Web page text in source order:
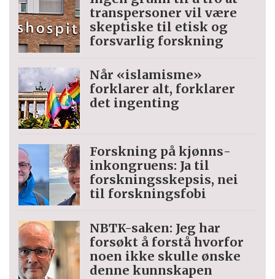
trans­personer vil være
skeptiske til etisk og
forsvarlig forskning
Når «islamisme»
forklarer alt, forklarer
det ingenting
Forskning på kjønns­
inkongruens: Ja til
forskningsskepsis, nei
til forskningsfobi
NBTK-saken: Jeg har
forsøkt å forstå hvorfor
noen ikke skulle ønske
denne kunnskapen